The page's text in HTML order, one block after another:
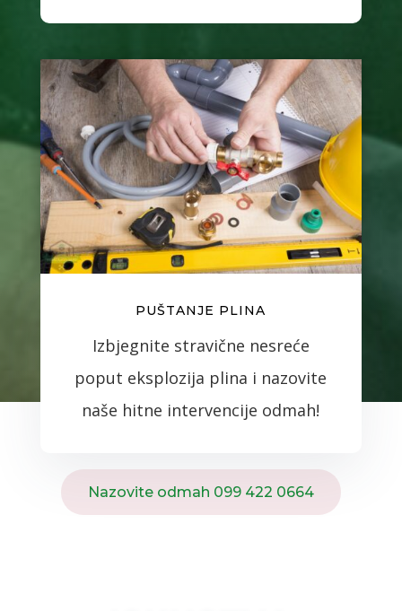
PUŠTANJE PLINA
Izbjegnite stravične nesreće
poput eksplozija plina i nazovite
naše hitne intervencije odmah!
Nazovite odmah 099 422 0664